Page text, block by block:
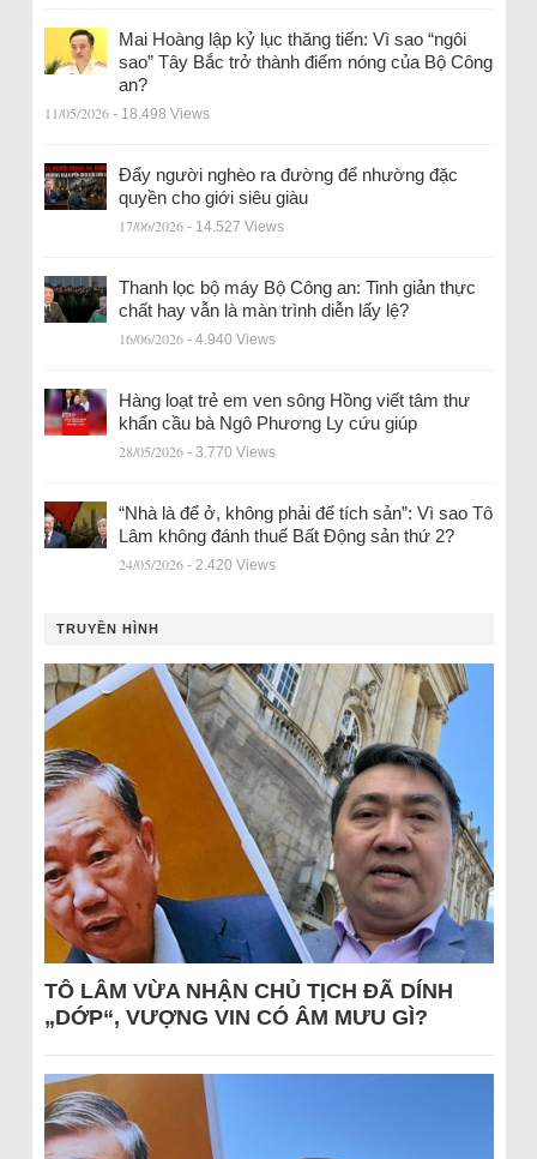
Mai Hoàng lập kỷ lục thăng tiến: Vì sao “ngôi
sao” Tây Bắc trở thành điểm nóng của Bộ Công
an?
11/05/2026 - 18.498 Views
Đẩy người nghèo ra đường để nhường đặc
quyền cho giới siêu giàu
17/06/2026 - 14.527 Views
Thanh lọc bộ máy Bộ Công an: Tinh giản thực
chất hay vẫn là màn trình diễn lấy lệ?
16/06/2026 - 4.940 Views
Hàng loạt trẻ em ven sông Hồng viết tâm thư
khẩn cầu bà Ngô Phương Ly cứu giúp
28/05/2026 - 3.770 Views
“Nhà là để ở, không phải để tích sản”: Vì sao Tô
Lâm không đánh thuế Bất Động sản thứ 2?
24/05/2026 - 2.420 Views
TRUYỀN HÌNH
TÔ LÂM VỪA NHẬN CHỦ TỊCH ĐÃ DÍNH
„DỚP“, VƯỢNG VIN CÓ ÂM MƯU GÌ?